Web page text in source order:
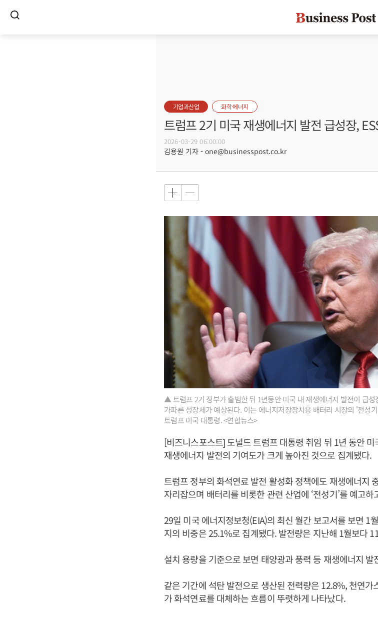
기업과산업 화학·에너지
트럼프 2기 미국 재생에너지 발전 급성장,
2026-03-29 06:00:00
김용원 기자 - one@businesspost.co.kr
▲ 트럼프 2기 정부가 출범한 뒤 1년동안 미국 내 재생에너지 발전이 급
가파른 성장세가 예상된다. 이는 에너지저장장치용 배터리 시장의 '전성
트럼프 미국 대통령. <연합뉴스>
[비즈니스포스트] 도널드 트럼프 대통령 취임 뒤 1년 동안
재생에너지 발전의 기여도가 크게 높아진 것으로 집계됐다.
트럼프 정부의 화석연료 발전 활성화 정책에도 재생에너지
자리잡으며 배터리를 비롯한 관련 산업에 ‘전성기’를 예고하
29일 미국 에너지정보청(EIA)의 최신 월간 보고서를 보면 1
지의 비중은 25.1%로 집계됐다. 발전량은 지난해 1월보다
설치 용량을 기준으로 보면 태양광과 풍력 등 재생에너지
같은 기간에 석탄 발전으로 생산된 전력량은 12.8%, 천연
가 화석연료를 대체하는 흐름이 뚜렷하게 나타났다.